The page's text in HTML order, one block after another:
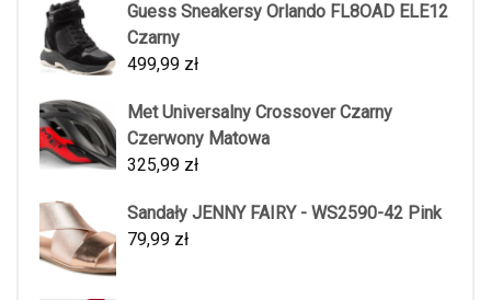
Guess Sneakersy Orlando FL8OAD ELE12
Czarny
499,99 zł
Met Universalny Crossover Czarny
Czerwony Matowa
325,99 zł
Sandały JENNY FAIRY - WS2590-42 Pink
79,99 zł